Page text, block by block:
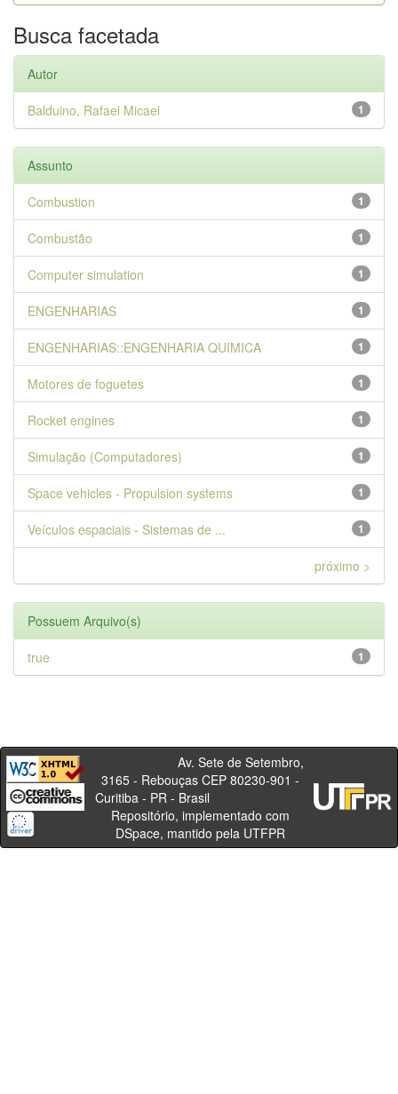
Busca facetada
Autor
1
Balduino, Rafael Micael
Assunto
1
Combustion
1
Combustão
1
Computer simulation
1
ENGENHARIAS
1
ENGENHARIAS::ENGENHARIA QUIMICA
1
Motores de foguetes
1
Rocket engines
1
Simulação (Computadores)
1
Space vehicles - Propulsion systems
1
Veículos espaciais - Sistemas de ...
próximo >
Possuem Arquivo(s)
1
true
Av. Sete de Setembro,
3165 - Rebouças CEP 80230-901 -
Curitiba - PR - Brasil
Repositório, implementado com
DSpace, mantido pela UTFPR